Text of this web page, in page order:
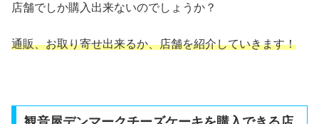
店舗でしか購入出来ないのでしょうか？
通販、お取り寄せ出来るか、店舗を紹介していきます！